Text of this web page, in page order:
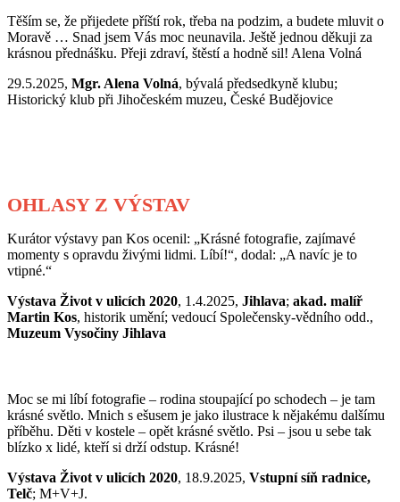
Těším se, že přijedete příští rok, třeba na podzim, a budete mluvit o
Moravě … Snad jsem Vás moc neunavila. Ještě jednou děkuji za
krásnou přednášku. Přeji zdraví, štěstí a hodně sil! Alena Volná
29.5.2025, Mgr. Alena Volná, bývalá předsedkyně klubu;
Historický klub při Jihočeském muzeu, České Budějovice
OHLASY Z VÝSTAV
Kurátor výstavy pan Kos ocenil: „Krásné fotografie, zajímavé
momenty s opravdu živými lidmi. Líbí!“, dodal: „A navíc je to
vtipné.“
Výstava Život v ulicích 2020, 1.4.2025, Jihlava; akad. malíř
Martin Kos, historik umění; vedoucí Společensky-vědního odd.,
Muzeum Vysočiny Jihlava
Moc se mi líbí fotografie – rodina stoupající po schodech – je tam
krásné světlo. Mnich s ešusem je jako ilustrace k nějakému dalšímu
příběhu. Děti v kostele – opět krásné světlo. Psi – jsou u sebe tak
blízko x lidé, kteří si drží odstup. Krásné!
Výstava Život v ulicích 2020, 18.9.2025, Vstupní síň radnice,
Telč; M+V+J.